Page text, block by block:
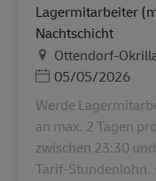
Lagermitarbeiter
Nachtschicht
Местоположение
Ottendorf-
Дата публикации
05/05/2026
Werde
an max. 2 Tagen
zwischen 23:30
Tarif-Stundenlohn.